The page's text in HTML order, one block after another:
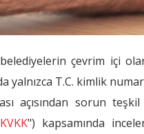
çevrim içi
yalnızca T.C. kimlik
açısından sorun
KVKK") kapsamında